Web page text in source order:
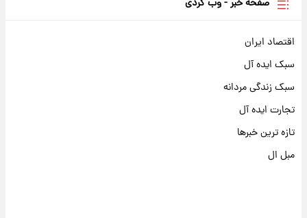
صفحه خبر - وب گردی
اقتصاد ایران
سبک ایده آل
سبک زندگی مردانه
تجارت ایده آل
تازه ترین خبرها
مبل ال